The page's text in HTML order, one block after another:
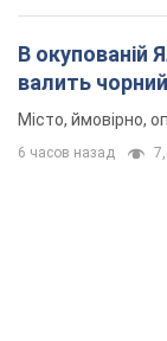
В окупованій
валить
Місто, ймовірно,
6 часов назад